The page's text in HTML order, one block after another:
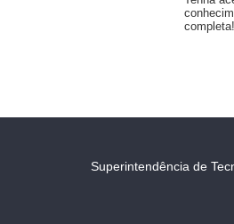
completa!
Superintendência de